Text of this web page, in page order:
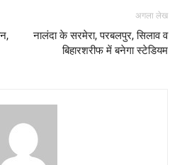
अगला लेख
नालंदा के सरमेरा, परबलपुर, सिलाव व
बिहारशरीफ में बनेगा स्टेडियम